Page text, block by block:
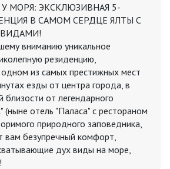
МОРЯ: ЭКСКЛЮЗИВНАЯ 5-
В САМОМ СЕРДЦЕ ЯЛТЫ С
вниманию уникальное
резиденцию,
из самых престижных мест
езды от центра города, в
близости от легендарного
(ныне отель "Паласа" с рестораном
природного заповедника,
безупречный комфорт,
дух виды на море,